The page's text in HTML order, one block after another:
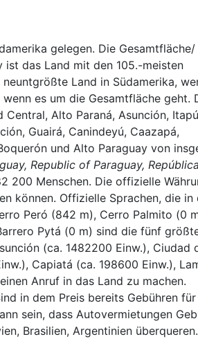
gelegen. Die Gesamtfläche/
das Land mit den 105.-meisten
Land in Südamerika,
es um die Gesamtfläche geht.
Alto Paraná, Asunción,
Guairá, Canindeyú, Caazapá,
und Alto Paraguay von
Republic of Paraguay,
200 Menschen. Die offizielle
können. Offizielle Sprachen, die in
Peró (842 m), Cerro Palmito (0
Pytá (0 m) sind die fünf
(ca. 1482200 Einw.), Ciudad
Capiatá (ca. 198600 Einw.),
Anruf in das Land zu machen.
in dem Preis bereits Gebühren für
sein, dass Autovermietungen
Brasilien, Argentinien